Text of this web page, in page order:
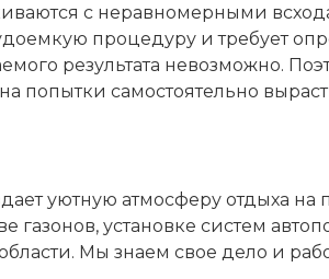
с неравномерными
процедуру и требует
результата невозможно.
попытки самостоятельно
уютную атмосферу отдыха
установке систем
Мы знаем свое дело и